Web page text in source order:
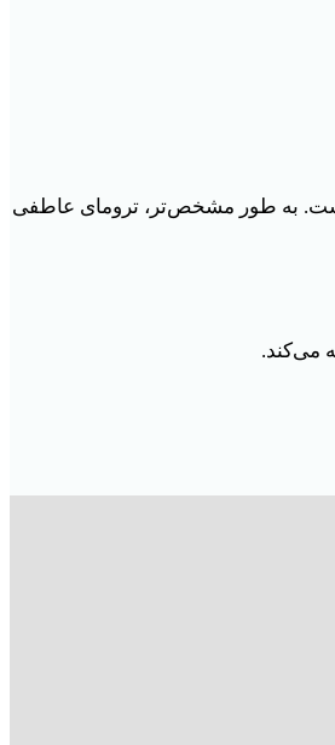
به طور مشخص‌تر، ترومای عاطفی
می‌کند.